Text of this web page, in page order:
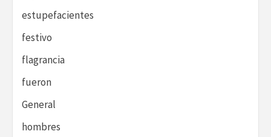
estupefacientes
festivo
flagrancia
fueron
General
hombres